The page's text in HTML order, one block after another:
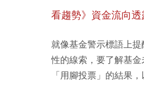
看趨勢》資金流向
就像基金警示標語上
性的線索，要了解基
「用腳投票」的結果